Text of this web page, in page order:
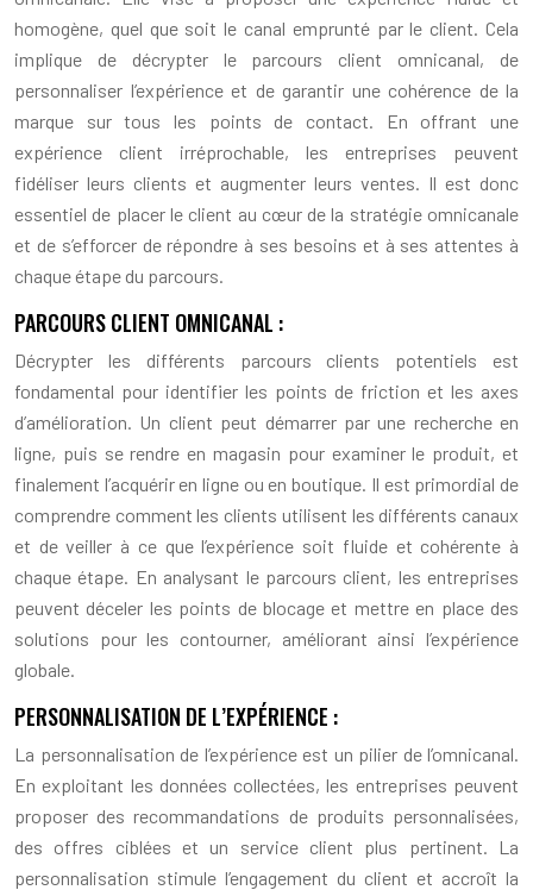
homogène, quel que soit le canal emprunté par le client. Cela
implique de décrypter le parcours client omnicanal, de
personnaliser l’expérience et de garantir une cohérence de la
marque sur tous les points de contact. En offrant une
expérience client irréprochable, les entreprises peuvent
fidéliser leurs clients et augmenter leurs ventes. Il est donc
essentiel de placer le client au cœur de la stratégie omnicanale
et de s’efforcer de répondre à ses besoins et à ses attentes à
chaque étape du parcours.
PARCOURS CLIENT OMNICANAL :
Décrypter les différents parcours clients potentiels est
fondamental pour identifier les points de friction et les axes
d’amélioration. Un client peut démarrer par une recherche en
ligne, puis se rendre en magasin pour examiner le produit, et
finalement l’acquérir en ligne ou en boutique. Il est primordial de
comprendre comment les clients utilisent les différents canaux
et de veiller à ce que l’expérience soit fluide et cohérente à
chaque étape. En analysant le parcours client, les entreprises
peuvent déceler les points de blocage et mettre en place des
solutions pour les contourner, améliorant ainsi l’expérience
globale.
PERSONNALISATION DE L’EXPÉRIENCE :
La personnalisation de l’expérience est un pilier de l’omnicanal.
En exploitant les données collectées, les entreprises peuvent
proposer des recommandations de produits personnalisées,
des offres ciblées et un service client plus pertinent. La
personnalisation stimule l’engagement du client et accroît la